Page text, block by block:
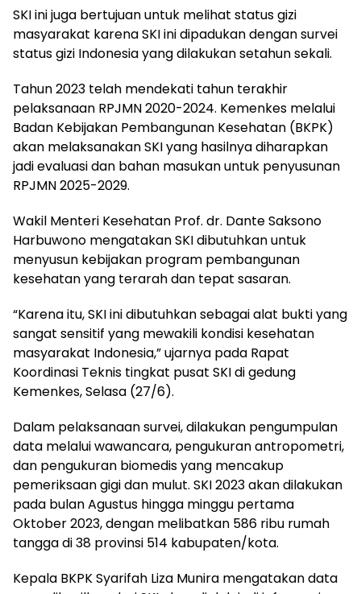
SKI ini juga bertujuan untuk melihat status gizi
masyarakat karena SKI ini dipadukan dengan survei
status gizi Indonesia yang dilakukan setahun sekali.
Tahun 2023 telah mendekati tahun terakhir
pelaksanaan RPJMN 2020-2024. Kemenkes melalui
Badan Kebijakan Pembangunan Kesehatan (BKPK)
akan melaksanakan SKI yang hasilnya diharapkan
jadi evaluasi dan bahan masukan untuk penyusunan
RPJMN 2025-2029.
Wakil Menteri Kesehatan Prof. dr. Dante Saksono
Harbuwono mengatakan SKI dibutuhkan untuk
menyusun kebijakan program pembangunan
kesehatan yang terarah dan tepat sasaran.
“Karena itu, SKI ini dibutuhkan sebagai alat bukti yang
sangat sensitif yang mewakili kondisi kesehatan
masyarakat Indonesia,” ujarnya pada Rapat
Koordinasi Teknis tingkat pusat SKI di gedung
Kemenkes, Selasa (27/6).
Dalam pelaksanaan survei, dilakukan pengumpulan
data melalui wawancara, pengukuran antropometri,
dan pengukuran biomedis yang mencakup
pemeriksaan gigi dan mulut. SKI 2023 akan dilakukan
pada bulan Agustus hingga minggu pertama
Oktober 2023, dengan melibatkan 586 ribu rumah
tangga di 38 provinsi 514 kabupaten/kota.
Kepala BKPK Syarifah Liza Munira mengatakan data